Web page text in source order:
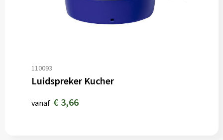
110093
Luidspreker Kucher
vanaf € 3,66